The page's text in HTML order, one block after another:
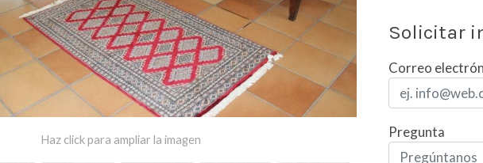
Haz click para ampliar la imagen
Solicitar
Correo
Pregunta